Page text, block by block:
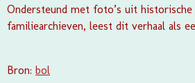
Ondersteund met foto’s uit historische
familiearchieven, leest dit verhaal als
Bron: bol